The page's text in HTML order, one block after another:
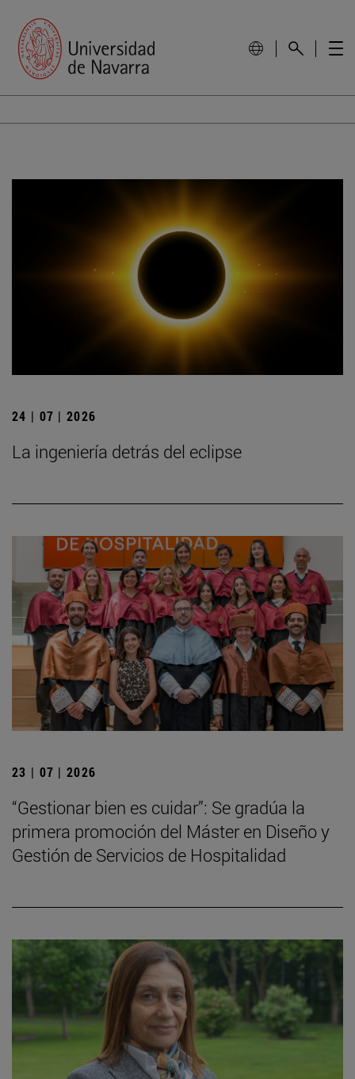
24 | 07 | 2026
La ingeniería detrás del eclipse
23 | 07 | 2026
“Gestionar bien es cuidar”: Se gradúa la
primera promoción del Máster en Diseño y
Gestión de Servicios de Hospitalidad